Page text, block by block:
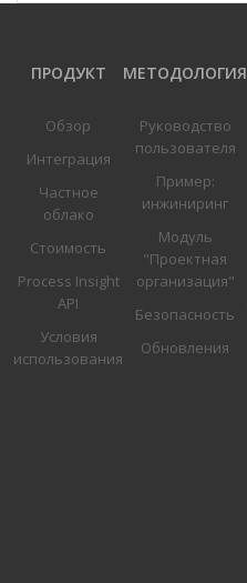
ПРОДУКТ
Обзор
Интеграция
Частное
облако
Стоимость
Process Insight
API
Условия
использования
МЕТОДОЛОГИЯ
Руководство
пользователя
Пример:
инжиниринг
Модуль
"Проектная
организация"
Безопасность
Обновления